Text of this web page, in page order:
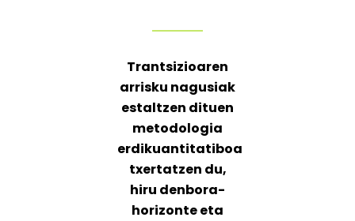
Trantsizioaren
arrisku nagusiak
estaltzen dituen
metodologia
erdikuantitatiboa
txertatzen du,
hiru denbora-
horizonte eta